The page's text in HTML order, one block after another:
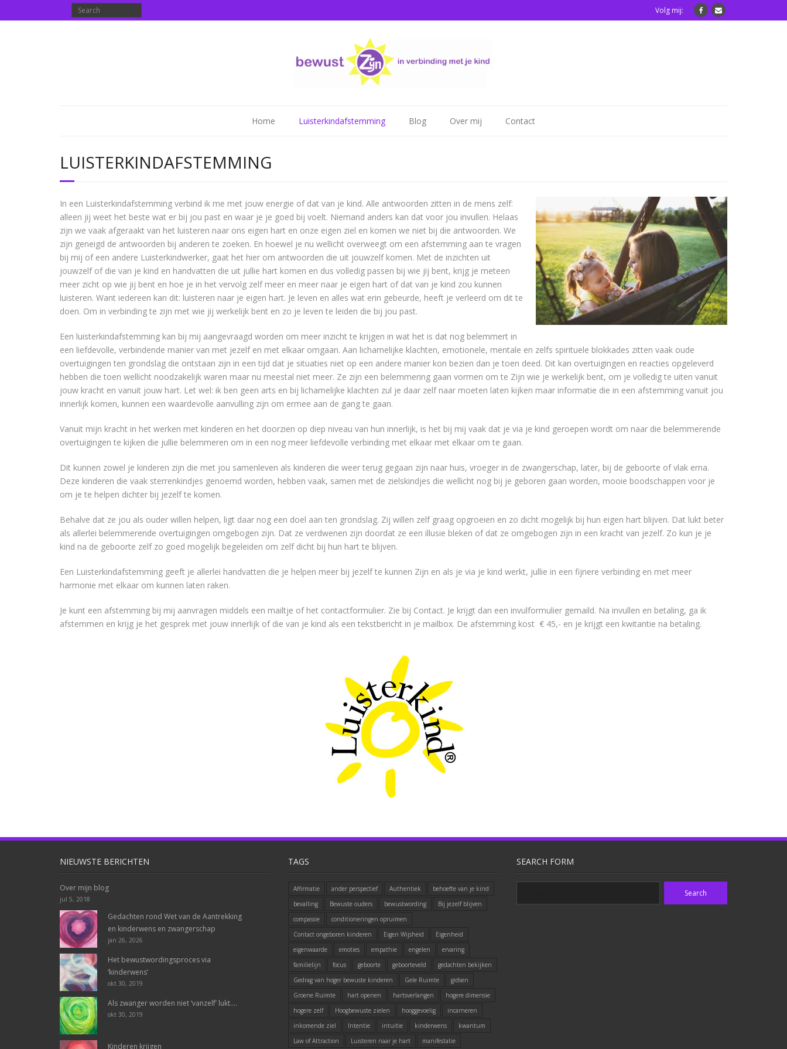
Volg mij:
Home Luisterkindafstemming Blog Over mij Contact
LUISTERKINDAFSTEMMING
In een Luisterkindafstemming verbind ik me met jouw energie of dat van je kind. Alle antwoorden zitten in de mens zelf:
alleen jij weet het beste wat er bij jou past en waar je je goed bij voelt. Niemand anders kan dat voor jou invullen. Helaas
zijn we vaak afgeraakt van het luisteren naar ons eigen hart en onze eigen ziel en komen we niet bij die antwoorden. We
zijn geneigd de antwoorden bij anderen te zoeken. En hoewel je nu wellicht overweegt om een afstemming aan te vragen
bij mij of een andere Luisterkindwerker, gaat het hier om antwoorden die uit jouwzelf komen. Met de inzichten uit
jouwzelf of die van je kind en handvatten die uit jullie hart komen en dus volledig passen bij wie jij bent, krijg je meteen
meer zicht op wie jij bent en hoe je in het vervolg zelf meer en meer naar je eigen hart of dat van je kind zou kunnen
luisteren. Want iedereen kan dit: luisteren naar je eigen hart. Je leven en alles wat erin gebeurde, heeft je verleerd om dit te
doen. Om in verbinding te zijn met wie jij werkelijk bent en zo je leven te leiden die bij jou past.
Een luisterkindafstemming kan bij mij aangevraagd worden om meer inzicht te krijgen in wat het is dat nog belemmert in
een liefdevolle, verbindende manier van met jezelf en met elkaar omgaan. Aan lichamelijke klachten, emotionele, mentale en zelfs spirituele blokkades zitten vaak oude
overtuigingen ten grondslag die ontstaan zijn in een tijd dat je situaties niet op een andere manier kon bezien dan je toen deed. Dit kan overtuigingen en reacties opgeleverd
hebben die toen wellicht noodzakelijk waren maar nu meestal niet meer. Ze zijn een belemmering gaan vormen om te Zijn wie je werkelijk bent, om je volledig te uiten vanuit
jouw kracht en vanuit jouw hart. Let wel: ik ben geen arts en bij lichamelijke klachten zul je daar zelf naar moeten laten kijken maar informatie die in een afstemming vanuit jou
innerlijk komen, kunnen een waardevolle aanvulling zijn om ermee aan de gang te gaan.
Vanuit mijn kracht in het werken met kinderen en het doorzien op diep niveau van hun innerlijk, is het bij mij vaak dat je via je kind geroepen wordt om naar die belemmerende
overtuigingen te kijken die jullie belemmeren om in een nog meer liefdevolle verbinding met elkaar met elkaar om te gaan.
Dit kunnen zowel je kinderen zijn die met jou samenleven als kinderen die weer terug gegaan zijn naar huis, vroeger in de zwangerschap, later, bij de geboorte of vlak erna.
Deze kinderen die vaak sterrenkindjes genoemd worden, hebben vaak, samen met de zielskindjes die wellicht nog bij je geboren gaan worden, mooie boodschappen voor je
om je te helpen dichter bij jezelf te komen.
Behalve dat ze jou als ouder willen helpen, ligt daar nog een doel aan ten grondslag. Zij willen zelf graag opgroeien en zo dicht mogelijk bij hun eigen hart blijven. Dat lukt beter
als allerlei belemmerende overtuigingen omgebogen zijn. Dat ze verdwenen zijn doordat ze een illusie bleken of dat ze omgebogen zijn in een kracht van jezelf. Zo kun je je
kind na de geboorte zelf zo goed mogelijk begeleiden om zelf dicht bij hun hart te blijven.
Een Luisterkindafstemming geeft je allerlei handvatten die je helpen meer bij jezelf te kunnen Zijn en als je via je kind werkt, jullie in een fijnere verbinding en met meer
harmonie met elkaar om kunnen laten raken.
Je kunt een afstemming bij mij aanvragen middels een mailtje of het contactformulier. Zie bij Contact. Je krijgt dan een invulformulier gemaild. Na invullen en betaling, ga ik
afstemmen en krijg je het gesprek met jouw innerlijk of die van je kind als een tekstbericht in je mailbox. De afstemming kost € 45,- en je krijgt een kwitantie na betaling.
NIEUWSTE BERICHTEN
Over mijn blog
jul 5, 2018
Gedachten rond Wet van de Aantrekking
en kinderwens en zwangerschap
jan 26, 2026
Het bewustwordingsproces via
‘kinderwens’
okt 30, 2019
Als zwanger worden niet ‘vanzelf’ lukt….
okt 30, 2019
Kinderen krijgen
TAGS
Affirmatie ander perspectief Authentiek
behoefte van je kind
bevalling
Bewuste ouders bewustwording
Bij jezelf blijven
compassie
conditioneringen opruimen
Contact ongeboren kinderen
Eigen Wijsheid
Eigenheid
eigenwaarde
emoties empathie engelen
ervaring
familielijn
focus geboorte geboorteveld
gedachten bekijken
Gedrag van hoger bewuste kinderen
Gele Ruimte
gidsen
Groene Ruimte
hart openen hartsverlangen
hogere dimensie
hogere zelf
Hoogbewuste zielen hooggevoelig
incarneren
inkomende ziel
Intentie intuitie kinderwens
kwantum
Law of Attraction
Luisteren naar je hart manifestatie
SEARCH FORM